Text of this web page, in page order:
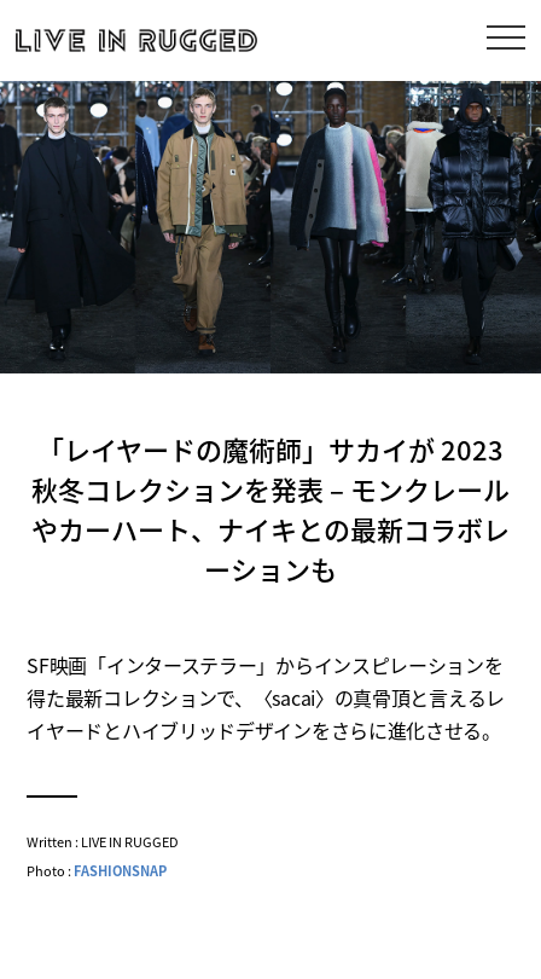
「レイヤードの魔術師」サカイが 2023
秋冬コレクションを発表 – モンクレール
やカーハート、ナイキとの最新コラボレ
ーションも
SF映画「インターステラー」からインスピレーションを
得た最新コレクションで、〈sacai〉の真骨頂と言えるレ
イヤードとハイブリッドデザインをさらに進化させる。
Written : LIVE IN RUGGED
Photo :FASHIONSNAP